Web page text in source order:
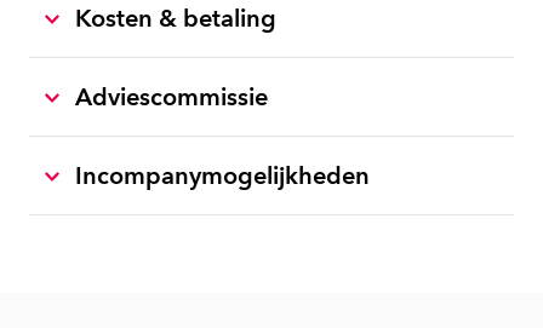
Kosten & betaling
Adviescommissie
Incompanymogelijkheden